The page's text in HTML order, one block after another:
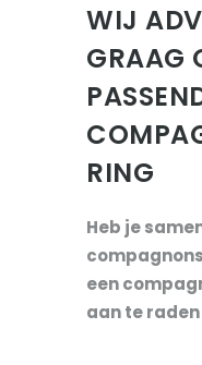
WIJ
GRAAG
RING
Heb je
een
aan te raden